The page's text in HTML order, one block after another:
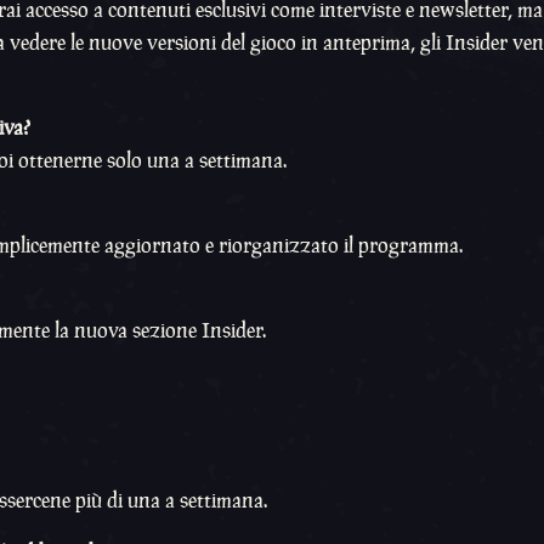
a contenuti esclusivi come interviste e newsletter,
le nuove versioni del gioco in anteprima, gli Insider
ottenerne solo una a settimana.
aggiornato e riorganizzato il programma.
la nuova sezione Insider.
più di una a settimana.